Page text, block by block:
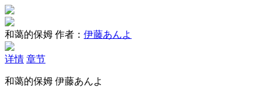
和蔼的保姆 作者： 伊藤あんよ
详情 章节
和蔼的保姆 伊藤あんよ